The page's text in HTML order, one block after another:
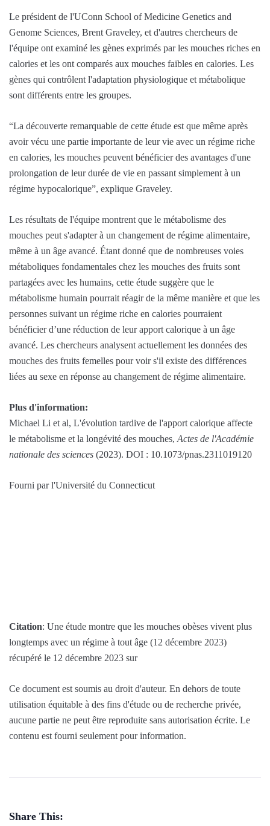
Le président de l'UConn School of Medicine Genetics and
Genome Sciences, Brent Graveley, et d'autres chercheurs de
l'équipe ont examiné les gènes exprimés par les mouches riches en
calories et les ont comparés aux mouches faibles en calories. Les
gènes qui contrôlent l'adaptation physiologique et métabolique
sont différents entre les groupes.
“La découverte remarquable de cette étude est que même après
avoir vécu une partie importante de leur vie avec un régime riche
en calories, les mouches peuvent bénéficier des avantages d'une
prolongation de leur durée de vie en passant simplement à un
régime hypocalorique”, explique Graveley.
Les résultats de l'équipe montrent que le métabolisme des
mouches peut s'adapter à un changement de régime alimentaire,
même à un âge avancé. Étant donné que de nombreuses voies
métaboliques fondamentales chez les mouches des fruits sont
partagées avec les humains, cette étude suggère que le
métabolisme humain pourrait réagir de la même manière et que les
personnes suivant un régime riche en calories pourraient
bénéficier d’une réduction de leur apport calorique à un âge
avancé. Les chercheurs analysent actuellement les données des
mouches des fruits femelles pour voir s'il existe des différences
liées au sexe en réponse au changement de régime alimentaire.
Plus d'information:
Michael Li et al, L'évolution tardive de l'apport calorique affecte
le métabolisme et la longévité des mouches, Actes de l'Académie
nationale des sciences (2023). DOI : 10.1073/pnas.2311019120
Fourni par l'Université du Connecticut
Citation: Une étude montre que les mouches obèses vivent plus
longtemps avec un régime à tout âge (12 décembre 2023)
récupéré le 12 décembre 2023 sur
Ce document est soumis au droit d'auteur. En dehors de toute
utilisation équitable à des fins d'étude ou de recherche privée,
aucune partie ne peut être reproduite sans autorisation écrite. Le
contenu est fourni seulement pour information.
Share This: